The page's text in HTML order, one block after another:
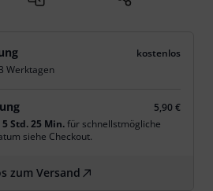
kostenlos
Werktagen
5,90 €
5 Std. 25 Min.für schnellstmögliche
siehe Checkout.
zum Versand